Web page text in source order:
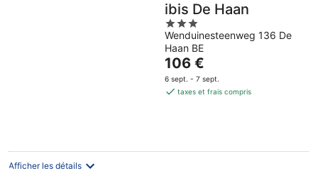
ibis De Haan
3
out
of
5
Wenduinesteenweg 136 De
Haan BE
Le
prix
est
106 €
6 sept. - 7 sept.
taxes et frais compris
Afficher les détails